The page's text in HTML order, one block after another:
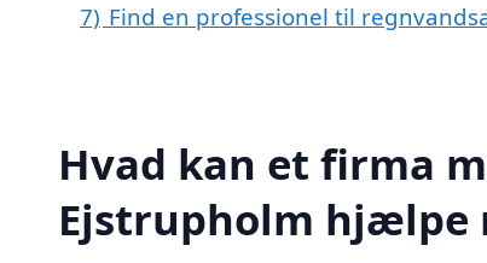
7) Find en professionel til
Hvad kan et firma
Ejstrupholm hjælpe